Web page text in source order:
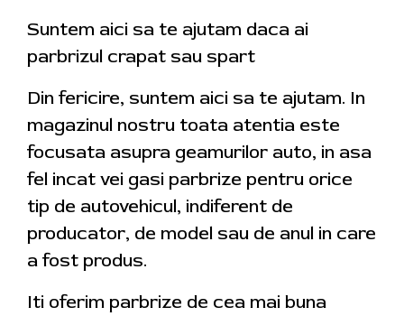
Suntem aici sa te ajutam daca ai
parbrizul crapat sau spart
Din fericire, suntem aici sa te ajutam. In
magazinul nostru toata atentia este
focusata asupra geamurilor auto, in asa
fel incat vei gasi parbrize pentru orice
tip de autovehicul, indiferent de
producator, de model sau de anul in care
a fost produs.
Iti oferim parbrize de cea mai buna